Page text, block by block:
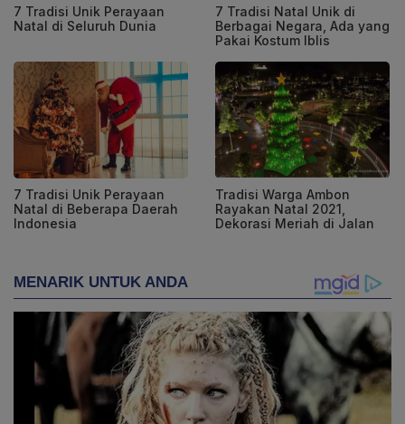
7 Tradisi Unik Perayaan
Natal di Seluruh Dunia
7 Tradisi Natal Unik di
Berbagai Negara, Ada yang
Pakai Kostum Iblis
7 Tradisi Unik Perayaan
Natal di Beberapa Daerah
Indonesia
Tradisi Warga Ambon
Rayakan Natal 2021,
Dekorasi Meriah di Jalan